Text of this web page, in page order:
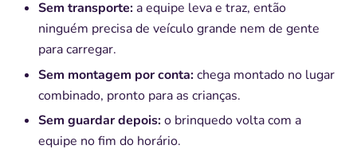
Sem transporte: a equipe leva e traz, então
ninguém precisa de veículo grande nem de gente
para carregar.
Sem montagem por conta:chega montado no lugar
combinado, pronto para as crianças.
Sem guardar depois:o brinquedo volta com a
equipe no fim do horário.